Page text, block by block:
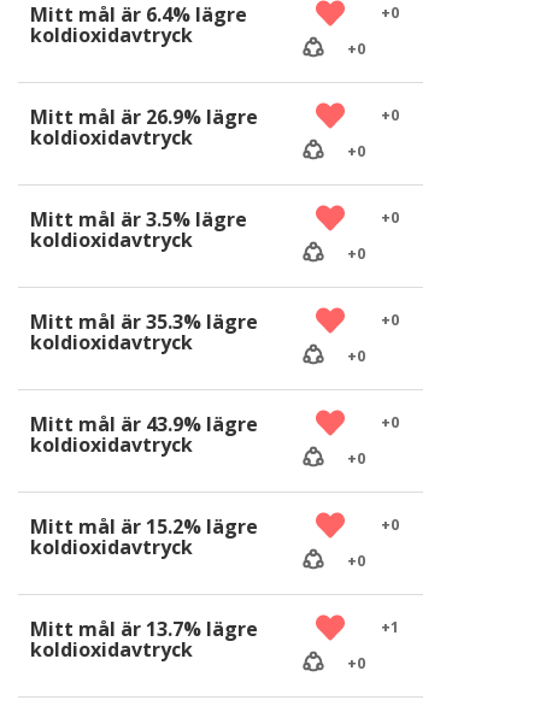
Mitt mål är 6.4% lägre
koldioxidavtryck
+0
+0
Mitt mål är 26.9% lägre
koldioxidavtryck
+0
+0
Mitt mål är 3.5% lägre
koldioxidavtryck
+0
+0
Mitt mål är 35.3% lägre
koldioxidavtryck
+0
+0
Mitt mål är 43.9% lägre
koldioxidavtryck
+0
+0
Mitt mål är 15.2% lägre
koldioxidavtryck
+0
+0
Mitt mål är 13.7% lägre
koldioxidavtryck
+1
+0